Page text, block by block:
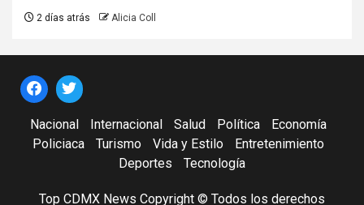
2 días atrás Alicia Coll
Nacional Internacional Salud Política
Economía
Policiaca
Turismo Vida y Estilo
Entretenimiento
Deportes
Tecnología
Top CDMX News Copyright © Todos los derechos